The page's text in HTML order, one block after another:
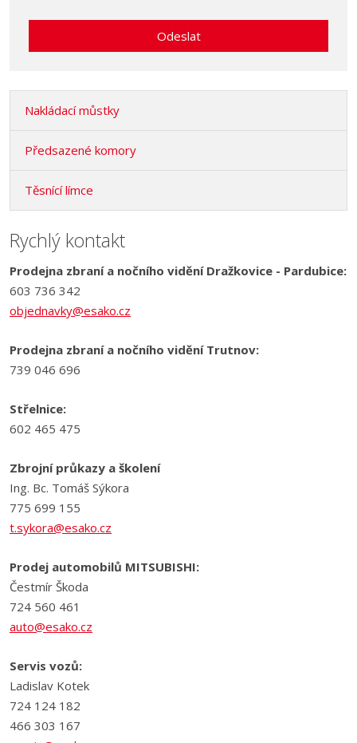
zpracováním
Odeslat
se
nepodařilo
Nakládací můstky
Předsazené komory
Těsnící límce
Rychlý kontakt
Prodejna zbraní a nočního vidění Dražkovice - Pardubice:
603 736 342
objednavky@esako.cz
Prodejna zbraní a nočního vidění Trutnov:
739 046 696
Střelnice:
602 465 475
Zbrojní průkazy a školení
Ing. Bc. Tomáš Sýkora
775 699 155
t.sykora@esako.cz
Prodej automobilů MITSUBISHI:
Čestmír Škoda
724 560 461
auto@esako.cz
Servis vozů:
Ladislav Kotek
724 124 182
466 303 167